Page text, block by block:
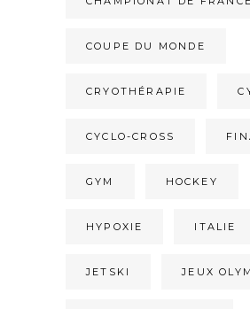
COUPE DU MONDE
CRYOTHÉRAPIE
CYCLO-CROSS
GYM HOCKEY
HYPOXIE ITALIE
JETSKI JEUX